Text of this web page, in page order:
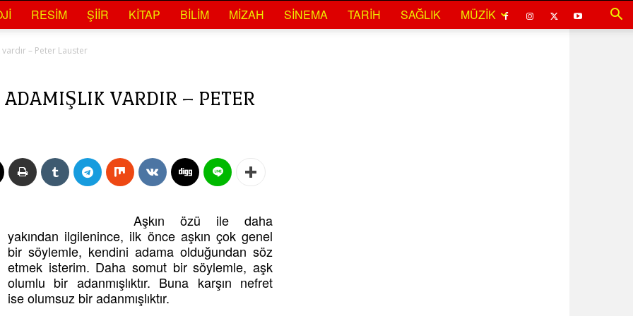
RESIM ŞIIR KITAP BILIM MIZAH SINEMA TARIH SAĞLIK MÜZIK
– Peter Lauster
VARDIR – PETER
Aşkın özü ile daha
yakından ilgilenince, ilk önce aşkın çok genel
bir söylemle, kendini adama olduğundan söz
etmek isterim. Daha somut bir söylemle, aşk
olumlu bir adanmışlıktır. Buna karşın nefret
ise olumsuz bir adanmışlıktır.